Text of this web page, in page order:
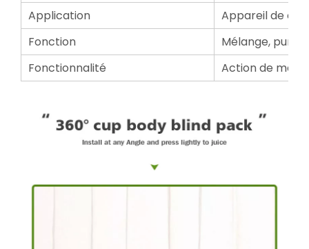
Application
Appareil de
Fonction
Mélange,
Fonctionnalité
Action de